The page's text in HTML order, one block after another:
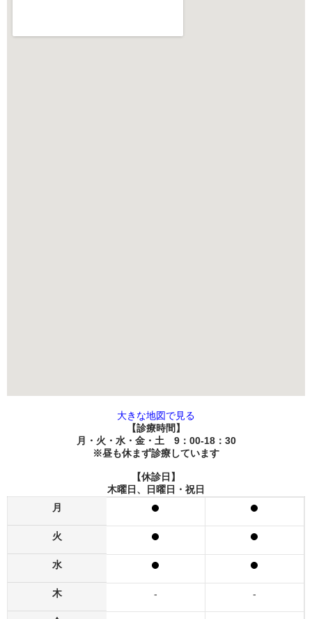
大きな地図で見る
【診療時間】
月・火・水・金・土 9：00-18：30
※昼も休まず診療しています
【休診日】
木曜日、日曜日・祝日
月
火
水
木 - -